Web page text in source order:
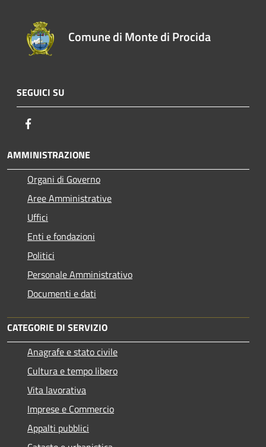
Comune di Monte di Procida
SEGUICI SU
AMMINISTRAZIONE
Organi di Governo
Aree Amministrative
Uffici
Enti e fondazioni
Politici
Personale Amministrativo
Documenti e dati
CATEGORIE DI SERVIZIO
Anagrafe e stato civile
Cultura e tempo libero
Vita lavorativa
Imprese e Commercio
Appalti pubblici